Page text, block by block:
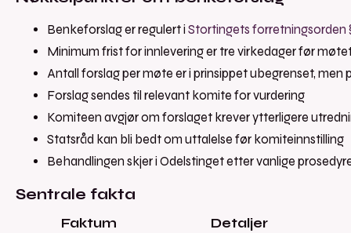
Benkeforslag er regulert i Stortingets forretningsorden
Minimum frist for innlevering er tre virkedager før
Antall forslag per møte er i prinsippet ubegrenset, men
Forslag sendes til relevant komite for vurdering
Komiteen avgjør om forslaget krever ytterligere
Statsråd kan bli bedt om uttalelse før komiteinnstilling
Behandlingen skjer i Odelstinget etter vanlige
Sentrale fakta
Faktum
Detaljer